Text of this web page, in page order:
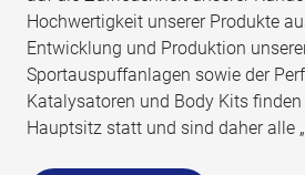
Hochwertigkeit unserer Produkte
Entwicklung und Produktion
Sportauspuffanlagen sowie der
Katalysatoren und Body Kits
Hauptsitz statt und sind daher alle